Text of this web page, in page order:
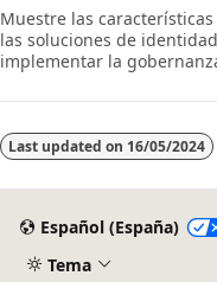
Muestre las
las soluciones de
implementar la
Last updated on 16/05/2024
Español (España)
Tema